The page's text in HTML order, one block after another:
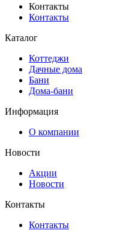
Контакты
Контакты
Каталог
Коттеджи
Дачные дома
Бани
Дома-бани
Информация
О компании
Новости
Акции
Новости
Контакты
Контакты